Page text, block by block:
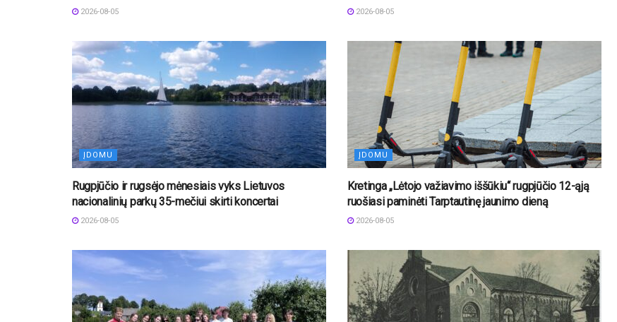
2026-08-05 2026-08-05
ĮDOMU
Rugpjūčio ir rugsėjo mėnesiais vyks Lietuvos
nacionalinių parkų 35-mečiui skirti koncertai
2026-08-05
ĮDOMU
Kretinga „Lėtojo važiavimo iššūkiu“ rugpjūčio 12-ąją
ruošiasi paminėti Tarptautinę jaunimo dieną
2026-08-05